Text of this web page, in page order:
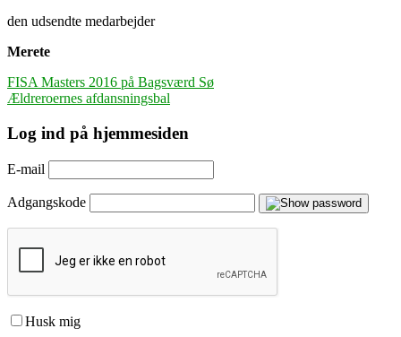
den udsendte medarbejder
Merete
Indlægsnavigation
FISA Masters 2016 på Bagsværd Sø
Ældreroernes afdansningsbal
Log ind på hjemmesiden
E-mail
Adgangskode
Husk mig